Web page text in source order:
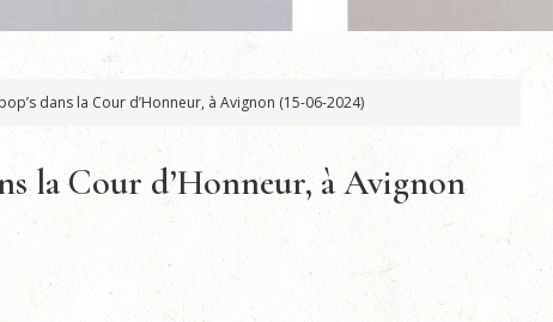
dans la Cour d’Honneur, à Avignon (15-06-2024)
la Cour d’Honneur, à Avignon